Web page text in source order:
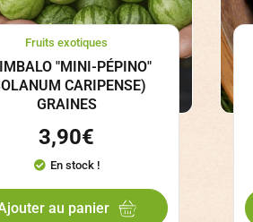
Fruits exotiques
"MINI-PÉPINO"
CARIPENSE)
GRAINES
3,90€
En stock !
au panier